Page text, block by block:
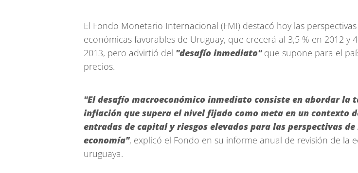
El Fondo Monetario Internacional (FMI) destacó hoy las perspectivas
económicas favorables de Uruguay, que crecerá al 3,5 % en 2012 y
2013, pero advirtió del "desafío inmediato"que supone para el
precios.
"El desafío macroeconómico inmediato consiste en abordar la
inflación que supera el nivel fijado como meta en un contexto
entradas de capital y riesgos elevados para las perspectivas de
economía", explicó el Fondo en su informe anual de revisión de la
uruguaya.